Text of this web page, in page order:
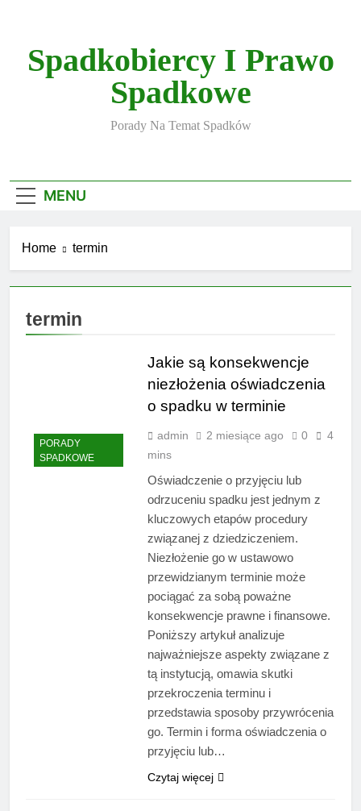
contentSpadkobiercy I Prawo
Spadkowe
Porady Na Temat Spadków
MENU
Home termin
termin
PORADY
SPADKOWE
Jakie są konsekwencje
niezłożenia oświadczenia
o spadku w terminie
admin 2 miesiące ago 0
4
mins
Oświadczenie o przyjęciu lub
odrzuceniu spadku jest jednym z
kluczowych etapów procedury
związanej z dziedziczeniem.
Niezłożenie go w ustawowo
przewidzianym terminie może
pociągać za sobą poważne
konsekwencje prawne i finansowe.
Poniższy artykuł analizuje
najważniejsze aspekty związane z
tą instytucją, omawia skutki
przekroczenia terminu i
przedstawia sposoby przywrócenia
go. Termin i forma oświadczenia o
przyjęciu lub…
Czytaj więcej